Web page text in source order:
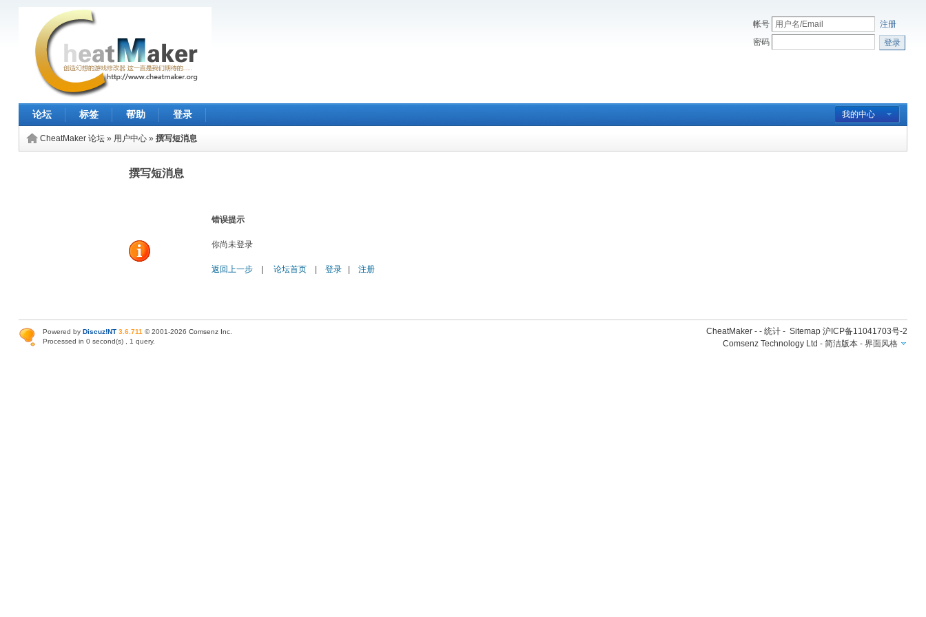
帐号
注册
密码
登录
我的中心
论坛 标签 帮助 登录
CheatMaker 论坛» 用户中心» 撰写短消息
撰写短消息
错误提示
你尚未登录
返回上一步| 论坛首页| 登录| 注册
CheatMaker - -统计 -Sitemap 沪ICP备11041703号-2
Comsenz Technology Ltd -简洁版本 -界面风格
Powered by Discuz!NT 3.6.711 © 2001-2026 Comsenz Inc.
Processed in 0 second(s) , 1 query.